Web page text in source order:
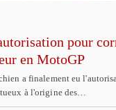
pour
en MotoGP
a finalement eu
à l'origine des…